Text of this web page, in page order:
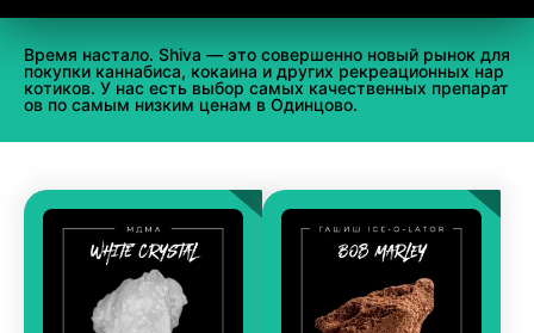
Время настало. Shiva — это совершенно новый рынок для
покупки каннабиса, кокаина и других рекреационных нар
котиков. У нас есть выбор самых качественных препарат
ов по самым низким ценам в Одинцово.